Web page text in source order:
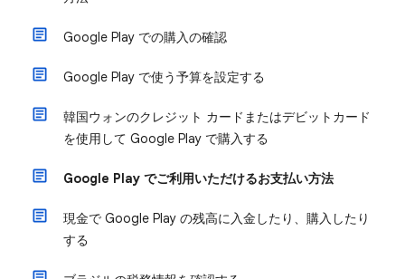
Google Play での購入の確認
Google Play で使う予算を設定する
韓国ウォンのクレジット カードまたはデビットカード
を使用して Google Play で購入する
Google Play でご利用いただけるお支払い方法
現金で Google Play の残高に入金したり、購入したり
する